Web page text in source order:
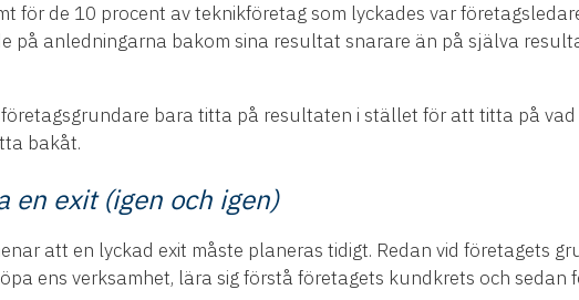
för de 10 procent av teknikföretag som lyckades var
på anledningarna bakom sina resultat snarare än på själva
bara titta på resultaten i stället för att titta på
bakåt.
en exit (igen och igen)
att en lyckad exit måste planeras tidigt. Redan vid företagets
ens verksamhet, lära sig förstå företagets kundkrets och sedan